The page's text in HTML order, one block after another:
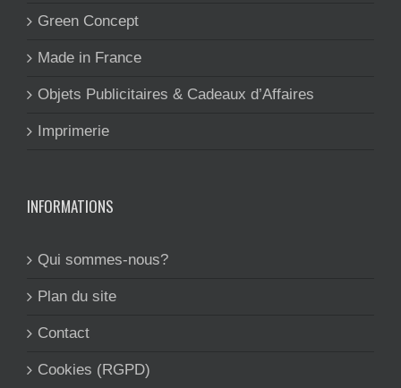
Green Concept
Made in France
Objets Publicitaires & Cadeaux d’Affaires
Imprimerie
INFORMATIONS
Qui sommes-nous?
Plan du site
Contact
Cookies (RGPD)